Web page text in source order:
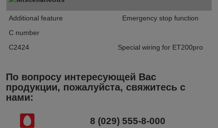
Additional feature
Emergency stop function
C number
C2424
Special wiring for ET200pro
По вопросу интересующей Вас
продукции, пожалуйста, свяжитесь с
нами:
8 (029) 555-8-000